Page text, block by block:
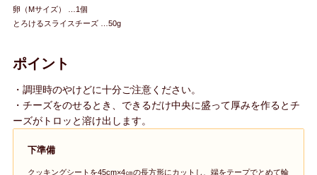
卵（Mサイズ） …1個
とろけるスライスチーズ …50g
ポイント
・調理時のやけどに十分ご注意ください。
・チーズをのせるとき、できるだけ中央に盛って厚みを作るとチ
ーズがトロッと溶け出します。
下準備
クッキングシートを45cm×4㎝の長方形にカットし、端をテープでとめて輪